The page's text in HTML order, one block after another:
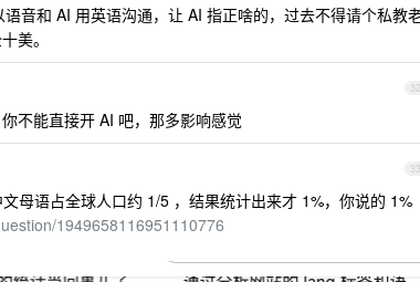
音和 AI 用英语沟通，让 AI 指正啥的，过去不得请个私教
美。
32
不能直接开 AI 吧，那多影响感觉
33
母语占全球人口约 1/5 ，结果统计出来才 1%，你说的 1%
1949658116951110776